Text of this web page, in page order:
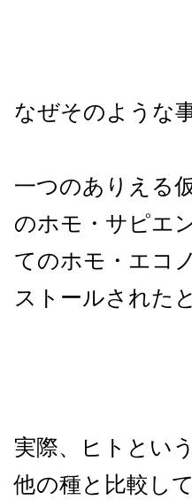
なぜそのような
一つのありえる
のホモ・サピエ
てのホモ・エコ
ストールされた
実際、ヒトとい
他の種と比較し